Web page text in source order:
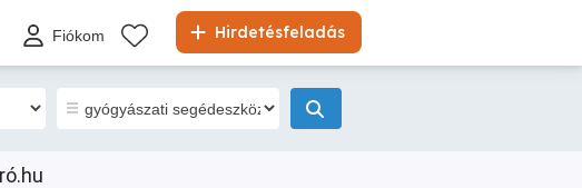
Hirdetésfeladás
Fiókom